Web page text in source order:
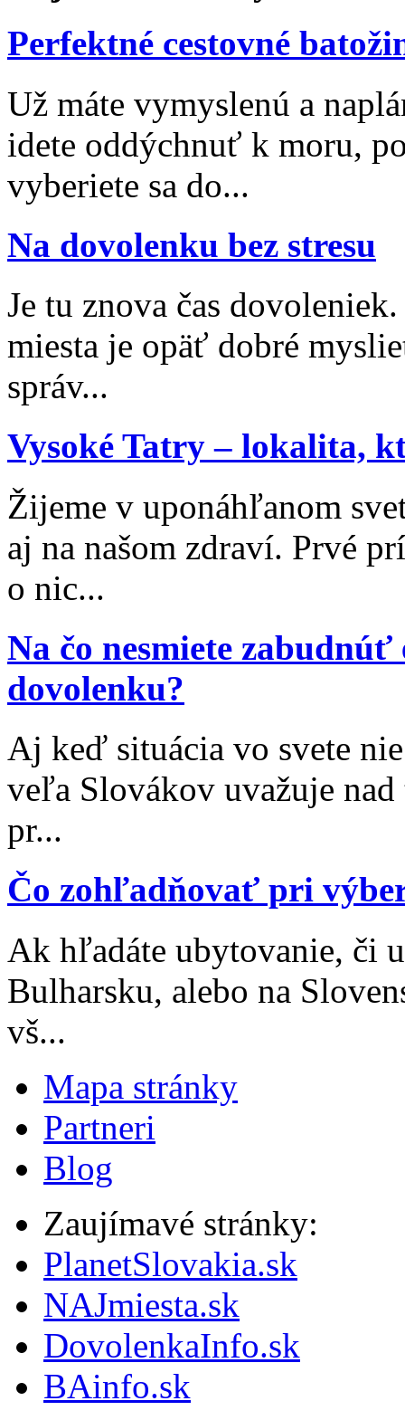
Perfektné cestovné
Už máte vymyslenú a
idete oddýchnuť k moru,
vyberiete sa do...
Na dovolenku bez stresu
Je tu znova čas
miesta je opäť dobré
správ...
Vysoké Tatry – lokalita,
Žijeme v uponáhľanom
aj na našom zdraví. Prvé
o nic...
Na čo nesmiete zabudnúť
dovolenku?
Aj keď situácia vo svete
veľa Slovákov uvažuje
pr...
Čo zohľadňovať pri
Ak hľadáte ubytovanie, či
Bulharsku, alebo na
vš...
Mapa stránky
Partneri
Blog
Zaujímavé stránky:
PlanetSlovakia.sk
NAJmiesta.sk
DovolenkaInfo.sk
BAinfo.sk